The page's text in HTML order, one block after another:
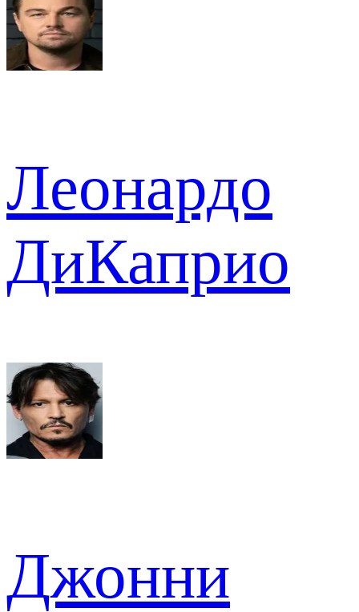
Леонардо
ДиКаприо
Джонни